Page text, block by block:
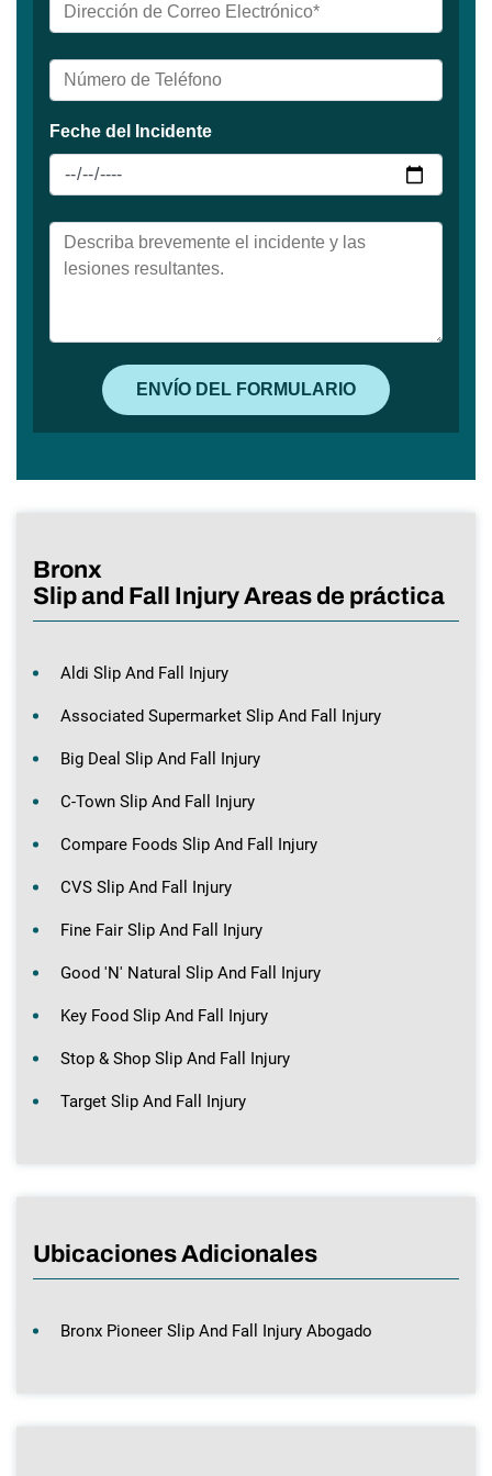
Bronx
Slip and Fall Injury Areas de práctica
Aldi Slip And Fall Injury
Associated Supermarket Slip And Fall Injury
Big Deal Slip And Fall Injury
C-Town Slip And Fall Injury
Compare Foods Slip And Fall Injury
CVS Slip And Fall Injury
Fine Fair Slip And Fall Injury
Good 'N' Natural Slip And Fall Injury
Key Food Slip And Fall Injury
Stop & Shop Slip And Fall Injury
Target Slip And Fall Injury
Ubicaciones Adicionales
Bronx Pioneer Slip And Fall Injury Abogado